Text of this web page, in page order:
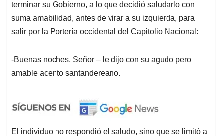
terminar su Gobierno, a lo que decidió saludarlo con
suma amabilidad, antes de virar a su izquierda, para
salir por la Portería occidental del Capitolio Nacional:
-Buenas noches, Señor – le dijo con su agudo pero
amable acento santandereano.
El individuo no respondió el saludo, sino que se limitó a